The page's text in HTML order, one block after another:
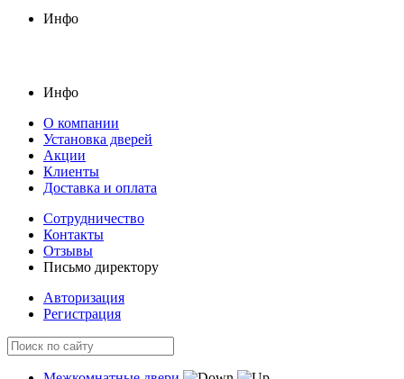
Инфо
Инфо
О компании
Установка дверей
Акции
Клиенты
Доставка и оплата
Сотрудничество
Контакты
Отзывы
Письмо директору
Авторизация
Регистрация